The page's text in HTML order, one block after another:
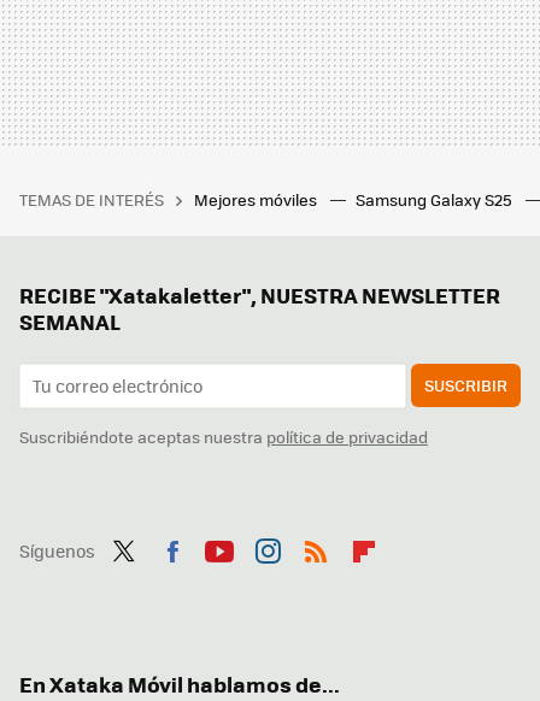
TEMAS DE INTERÉS Mejores móviles Samsung Galaxy S25
RECIBE "Xatakaletter", NUESTRA NEWSLETTER
SEMANAL
SUSCRIBIR
Suscribiéndote aceptas nuestra política de privacidad
Síguenos
En Xataka Móvil hablamos de...